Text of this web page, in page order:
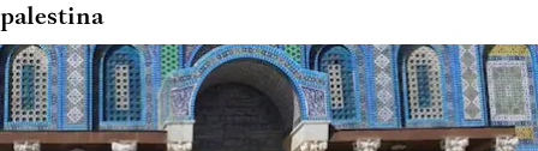
palestina